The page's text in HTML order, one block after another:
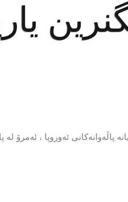
ئەوروپا ، ئەمرۆ لە